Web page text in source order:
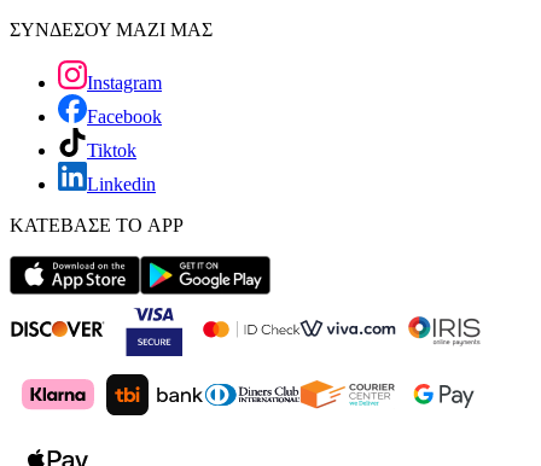
ΣΥΝΔΕΣΟΥ ΜΑΖΙ ΜΑΣ
Instagram
Facebook
Tiktok
Linkedin
ΚΑΤΕΒΑΣΕ ΤΟ APP